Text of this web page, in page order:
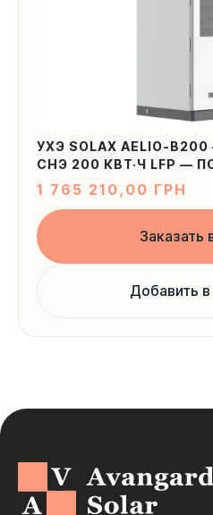
УХЭ SOLAX AELIO-
СНЭ 200 КВТ·Ч LFP —
1 765 210,00 ГРН
Заказать
Добавить